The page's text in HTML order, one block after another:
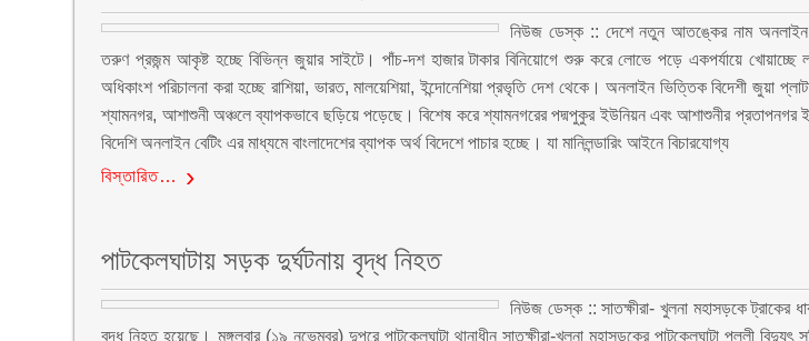
নিউজ ডেস্ক :: দেশে নতুন আতঙ্কের নাম
তরুণ প্রজন্ম আকৃষ্ট হচ্ছে বিভিন্ন জুয়ার সাইটে। পাঁচ-দশ হাজার টাকার বিনিয়োগে শুরু করে লোভে পড়ে একপর্যায়ে খোয়াচ্ছে
অধিকাংশ পরিচালনা করা হচ্ছে রাশিয়া, ভারত, মালয়েশিয়া, ইন্দোনেশিয়া প্রভৃতি দেশ থেকে। অনলাইন ভিত্তিক বিদেশী জুয়া
শ্যামনগর, আশাশুনী অঞ্চলে ব্যাপকভাবে ছড়িয়ে পড়েছে। বিশেষ করে শ্যামনগরের পদ্মপুকুর ইউনিয়ন এবং আশাশুনীর
বিদেশি অনলাইন বেটিং এর মাধ্যমে বাংলাদেশের ব্যাপক অর্থ বিদেশে পাচার হচ্ছে। যা মানিলন্ডারিং আইনে বিচারযোগ্য
বিস্তারিত…
পাটকেলঘাটায় সড়ক দুর্ঘটনায় বৃদ্ধ নিহত
নিউজ ডেস্ক :: সাতক্ষীরা- খুলনা মহাসড়কে
বৃদ্ধ নিহত হয়েছে। মঙ্গলবার (১৯ নভেম্বর) দুপুরে পাটকেলঘাটা থানাধীন সাতক্ষীরা-খুলনা মহাসড়কের পাটকেলঘাটা পল্লী বিদ্যুৎ